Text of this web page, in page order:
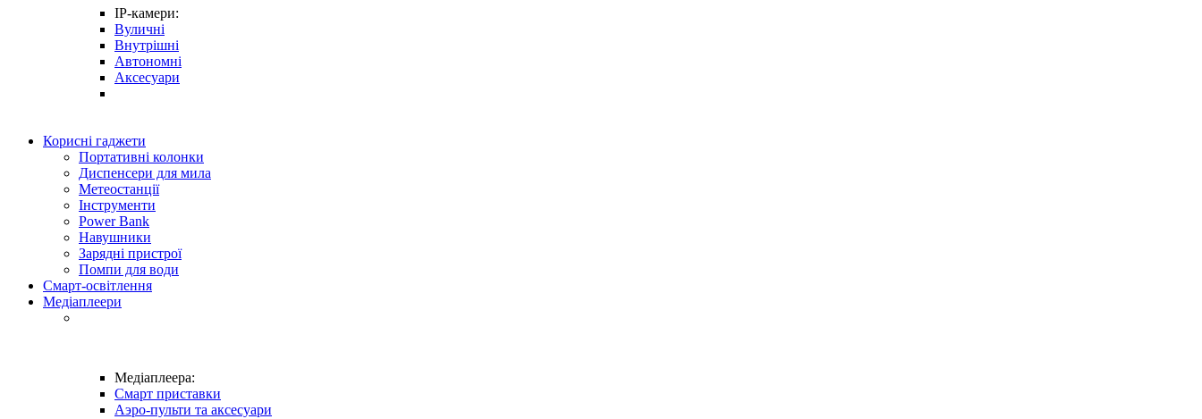
IP-камери:
Вуличні
Внутрішні
Автономні
Аксесуари
Корисні гаджети
Портативні колонки
Диспенсери для мила
Метеостанції
Інструменти
Power Bank
Навушники
Зарядні пристрої
Помпи для води
Смарт-освітлення
Медіаплеери
Медіаплеера:
Смарт приставки
Аэро-пульти та аксесуари